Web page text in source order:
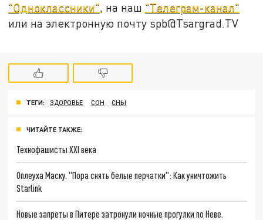
"Одноклассники", на наш "Телеграм-канал"
или на электронную почту spb@Tsargrad.TV
ТЕГИ: ЗДОРОВЬЕ СОН СНЫ
ЧИТАЙТЕ ТАКЖЕ:
Технофашисты XXI века
Оплеуха Маску. "Пора снять белые перчатки": Как уничтожить
Starlink
Новые запреты в Питере затронули ночные прогулки по Неве.